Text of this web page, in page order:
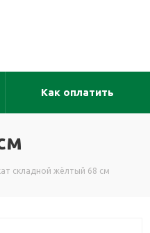
Как оплатить
складной жёлтый 68 см